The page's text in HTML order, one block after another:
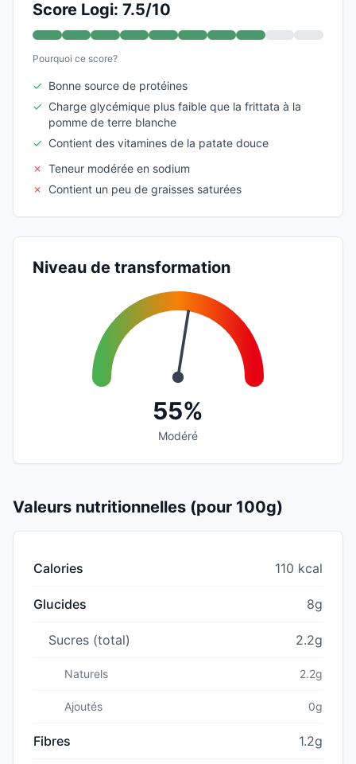
Score Logi: 7.5/10
Pourquoi ce score?
✓ Bonne source de protéines
✓ Charge glycémique plus faible que la frittata à la
pomme de terre blanche
✓ Contient des vitamines de la patate douce
✗ Teneur modérée en sodium
✗
Contient un peu de graisses saturées
Niveau de transformation
55%
Modéré
Valeurs nutritionnelles (pour 100g)
Calories 110 kcal
Glucides 8g
Sucres (total) 2.2g
Naturels 2.2g
Ajoutés 0g
Fibres 1.2g